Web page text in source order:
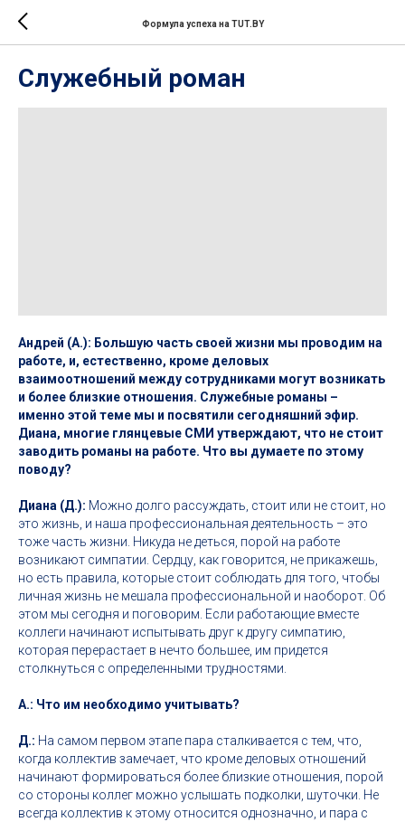
Формула успеха на TUT.BY
Служебный роман
Андрей (А.): Большую часть своей жизни мы проводим на
работе, и, естественно, кроме деловых
взаимоотношений между сотрудниками могут возникать
и более близкие отношения. Служебные романы –
именно этой теме мы и посвятили сегодняшний эфир.
Диана, многие глянцевые СМИ утверждают, что не стоит
заводить романы на работе. Что вы думаете по этому
поводу?
Диана (Д.): Можно долго рассуждать, стоит или не стоит, но
это жизнь, и наша профессиональная деятельность – это
тоже часть жизни. Никуда не деться, порой на работе
возникают симпатии. Сердцу, как говорится, не прикажешь,
но есть правила, которые стоит соблюдать для того, чтобы
личная жизнь не мешала профессиональной и наоборот. Об
этом мы сегодня и поговорим. Если работающие вместе
коллеги начинают испытывать друг к другу симпатию,
которая перерастает в нечто большее, им придется
столкнуться с определенными трудностями.
А.: Что им необходимо учитывать?
Д.: На самом первом этапе пара сталкивается с тем, что,
когда коллектив замечает, что кроме деловых отношений
начинают формироваться более близкие отношения, порой
со стороны коллег можно услышать подколки, шуточки. Не
всегда коллектив к этому относится однозначно, и пара с